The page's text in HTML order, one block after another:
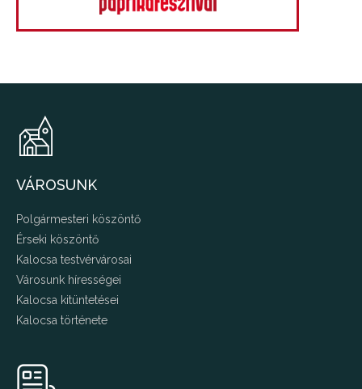
VÁROSUNK
Polgármesteri köszöntő
Érseki köszöntő
Kalocsa testvérvárosai
Városunk hírességei
Kalocsa kitüntetései
Kalocsa története